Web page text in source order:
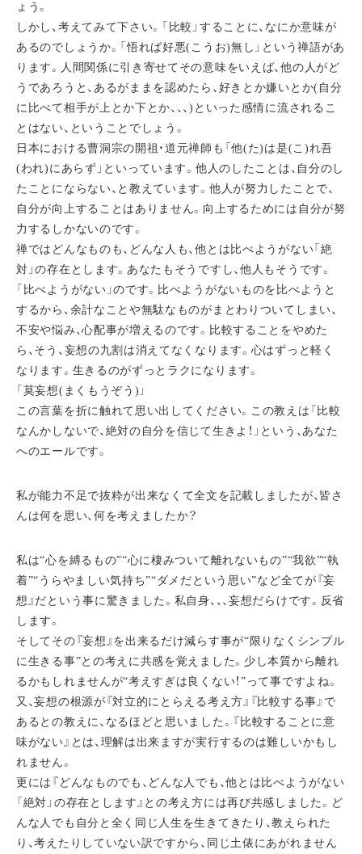
ょう。
しかし、考えてみて下さい。「比較」することに、なにか意味が
あるのでしょうか。「悟れば好悪(こうお)無し」という禅語があ
ります。人間関係に引き寄せてその意味をいえば、他の人がど
うであろうと、あるがままを認めたら、好きとか嫌いとか(自分
に比べて相手が上とか下とか、、、)といった感情に流されるこ
とはない、ということでしょう。
日本における曹洞宗の開祖・道元禅師も「他(た)は是(こ)れ吾
(われ)にあらず」といっています。他人のしたことは、自分のし
たことにならない、と教えています。他人が努力したことで、
自分が向上することはありません。向上するためには自分が努
力するしかないのです。
禅ではどんなものも、どんな人も、他とは比べようがない「絶
対」の存在とします。あなたもそうですし、他人もそうです。
「比べようがない」のです。比べようがないものを比べようと
するから、余計なことや無駄なものがまとわりついてしまい、
不安や悩み、心配事が増えるのです。比較することをやめた
ら、そう、妄想の九割は消えてなくなります。心はずっと軽く
なります。生きるのがずっとラクになります。
「莫妄想(まくもうぞう)」
この言葉を折に触れて思い出してください。この教えは「比較
なんかしないで、絶対の自分を信じて生きよ！」という、あなた
へのエールです。
私が能力不足で抜粋が出来なくて全文を記載しましたが、皆さ
んは何を思い、何を考えましたか？
私は“心を縛るもの”“心に棲みついて離れないもの”“我欲”“執
着”“うらやましい気持ち”“ダメだという思い”など全てが『妄
想』だという事に驚きました。私自身、、、妄想だらけです。反省
します。
そしてその『妄想』を出来るだけ減らす事が“限りなくシンプル
に生きる事”との考えに共感を覚えました。少し本質から離れ
るかもしれませんが“考えすぎは良くない！”って事ですよね。
又、妄想の根源が『対立的にとらえる考え方』『比較する事』で
あるとの教えに、なるほどと思いました。『比較することに意
味がない』とは、理解は出来ますが実行するのは難しいかもし
れません。
更には『どんなものでも、どんな人でも、他とは比べようがない
「絶対」の存在とします』との考え方には再び共感しました。ど
んな人でも自分と全く同じ人生を生きてきたり、教えられた
り、考えたりしていない訳ですから、同じ土俵にあがれません